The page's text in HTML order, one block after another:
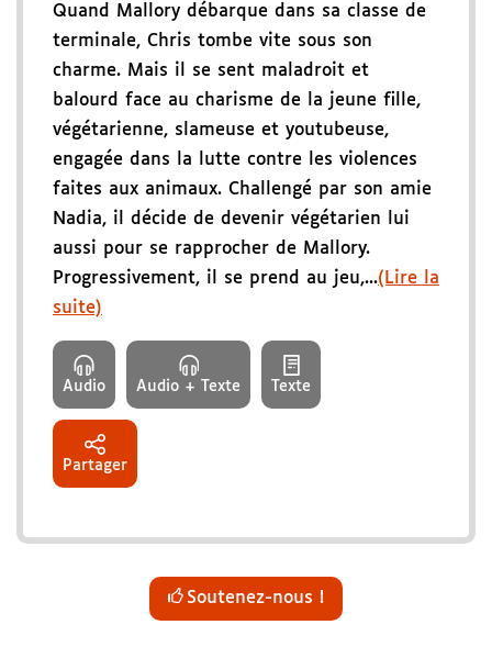
Quand Mallory débarque dans sa classe de
terminale, Chris tombe vite sous son
charme. Mais il se sent maladroit et
balourd face au charisme de la jeune fille,
végétarienne, slameuse et youtubeuse,
engagée dans la lutte contre les violences
faites aux animaux. Challengé par son amie
Nadia, il décide de devenir végétarien lui
aussi pour se rapprocher de Mallory.
Progressivement, il se prend au jeu,...(Lire la
suite)
Audio Audio + Texte Texte
Partager
Soutenez-nous !